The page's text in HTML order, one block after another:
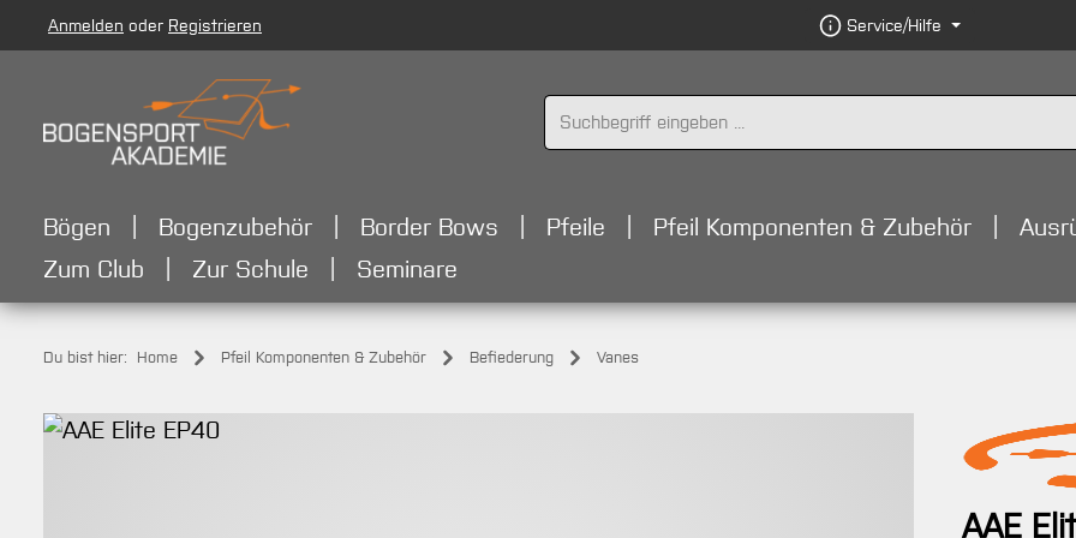
Hauptinhalt springen
Zur Suche springen
Zur Hauptnavigation springen
Anmelden oder Registrieren Service/Hilfe
Bögen Bogenzubehör Border Bows Pfeile Pfeil Komponenten & Zubehör
Zum Club
Zur Schule Seminare
Du bist hier: Home Pfeil Komponenten & Zubehör Befiederung Vanes
Bildergalerie überspringen
AAE